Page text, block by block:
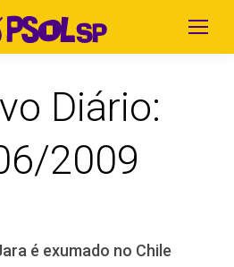
Diário:
2009
é exumado no Chile